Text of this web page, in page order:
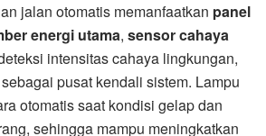
jalan otomatis memanfaatkan panel
energi utama, sensor cahaya
intensitas cahaya lingkungan,
sebagai pusat kendali sistem. Lampu
otomatis saat kondisi gelap dan
sehingga mampu meningkatkan